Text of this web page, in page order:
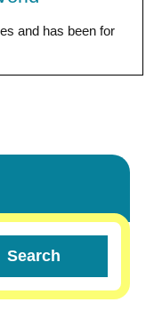
and has been for
Search